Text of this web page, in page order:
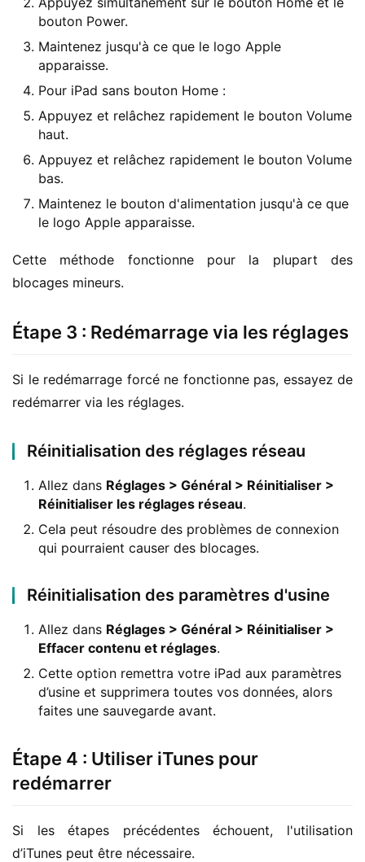
bouton Power.
Maintenez jusqu'à ce que le logo Apple
apparaisse.
Pour iPad sans bouton Home :
Appuyez et relâchez rapidement le bouton Volume
haut.
Appuyez et relâchez rapidement le bouton Volume
bas.
Maintenez le bouton d'alimentation jusqu'à ce que
le logo Apple apparaisse.
Cette méthode fonctionne pour la plupart des
blocages mineurs.
Étape 3 : Redémarrage via les réglages
Si le redémarrage forcé ne fonctionne pas, essayez de
redémarrer via les réglages.
Réinitialisation des réglages réseau
Allez dans Réglages > Général > Réinitialiser >
Réinitialiser les réglages réseau.
Cela peut résoudre des problèmes de connexion
qui pourraient causer des blocages.
Réinitialisation des paramètres d'usine
Allez dans Réglages > Général > Réinitialiser >
Effacer contenu et réglages.
Cette option remettra votre iPad aux paramètres
d’usine et supprimera toutes vos données, alors
faites une sauvegarde avant.
Étape 4 : Utiliser iTunes pour
redémarrer
Si les étapes précédentes échouent, l'utilisation
d’iTunes peut être nécessaire.